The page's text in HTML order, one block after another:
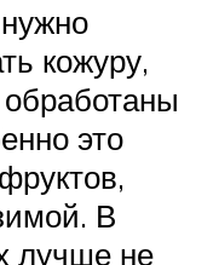
кожуру,
это
В
лучше не